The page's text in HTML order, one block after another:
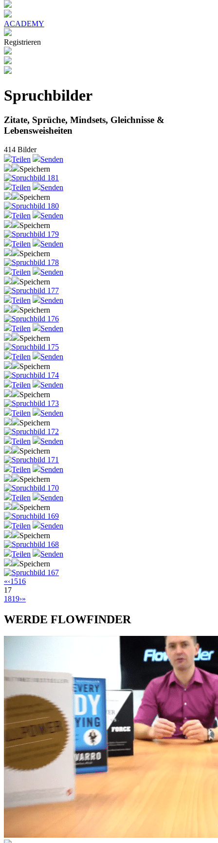
ACADEMY
Registrieren
Spruchbilder
Zitate, Sprüche, Mindsets, Gleichnisse &
Lebensweisheiten
414 Bilder
Teilen
Senden
Speichern
Teilen
Senden
Speichern
Teilen
Senden
Speichern
Teilen
Senden
Speichern
Teilen
Senden
Speichern
Teilen
Senden
Speichern
Teilen
Senden
Speichern
Teilen
Senden
Speichern
Teilen
Senden
Speichern
Teilen
Senden
Speichern
Teilen
Senden
Speichern
Teilen
Senden
Speichern
Teilen
Senden
Speichern
Teilen
Senden
Speichern
Teilen
Senden
Speichern
«‹1516
17
1819›»
WERDE FLOWFINDER